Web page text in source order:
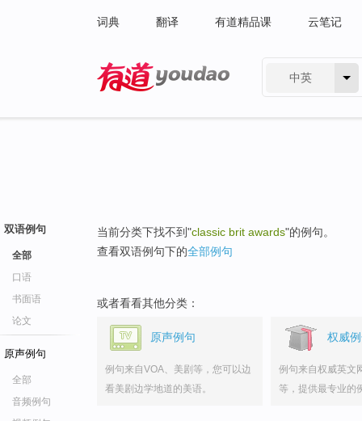
词典 翻译 有道精品课 云笔记
中英
双语例句
全部
口语
书面语
论文
原声例句
全部
音频例句
当前分类下找不到"classic brit awards"的例句。
查看双语例句下的全部例句
或者看看其他分类：
原声例句
例句来自VOA、美剧等，您可以边
看美剧边学地道的美语。
权威
例句来自权威英文
等，提供最专业的